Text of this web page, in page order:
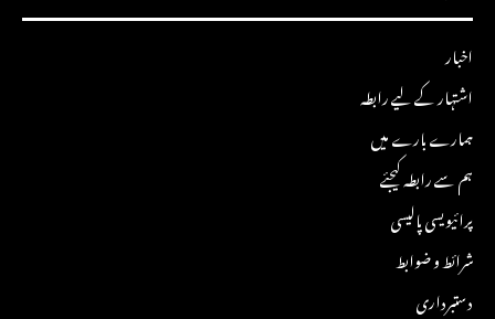
اخبار
اشتہار کے لیے رابطہ
ہمارے بارے میں
ہم سے رابطہ کیجئے
پرائیویسی پالیسی
شرائط و ضوابط
دستبرداری